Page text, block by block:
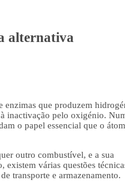
alternativa
enzimas que produzem
inactivação pelo oxigénio.
o papel essencial que o
outro combustível, e a sua
várias questões
transporte e armazenamento.